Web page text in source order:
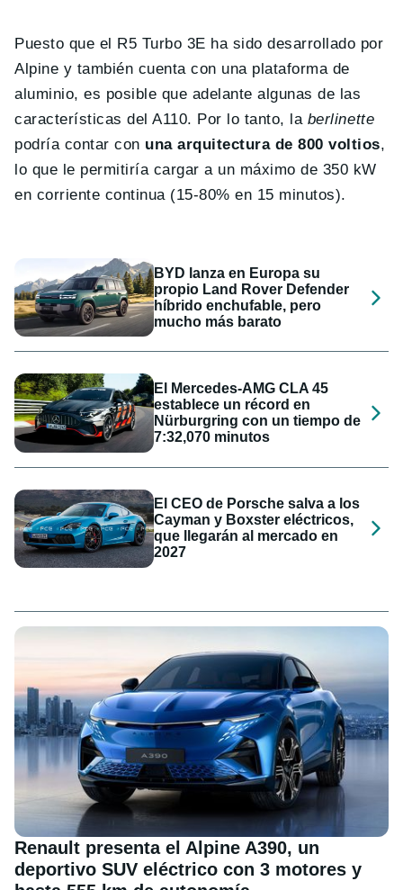
Puesto que el R5 Turbo 3E ha sido desarrollado por
Alpine y también cuenta con una plataforma de
aluminio, es posible que adelante algunas de las
características del A110. Por lo tanto, la berlinette
podría contar con una arquitectura de 800 voltios,
lo que le permitiría cargar a un máximo de 350 kW
en corriente continua (15-80% en 15 minutos).
BYD lanza en Europa su
propio Land Rover Defender
híbrido enchufable, pero
mucho más barato
El Mercedes-AMG CLA 45
establece un récord en
Nürburgring con un tiempo de
7:32,070 minutos
El CEO de Porsche salva a los
Cayman y Boxster eléctricos,
que llegarán al mercado en
2027
Renault presenta el Alpine A390, un
deportivo SUV eléctrico con 3 motores y